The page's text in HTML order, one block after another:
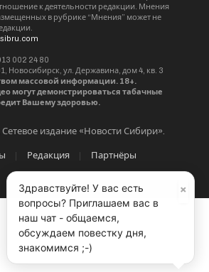
к деятельности редакции. Мнения
в рубрике “Мнения” может не
002 24 80
Новосибирск, ул. Державина, дом 4, кв. 3
массовой информации. 18+.
могут демонстрироваться табачные
Вашему здоровью.
издание «Новости Сибири».
Редакция Партнёры
×
Здравствуйте! У вас есть
вопросы? Приглашаем вас в
наш чат - общаемся,
обсуждаем повестку дня,
знакомимся ;-)